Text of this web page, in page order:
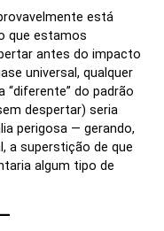
está
que estamos
antes do impacto
universal, qualquer
“diferente” do padrão
despertar) seria
perigosa — gerando,
a superstição de que
algum tipo de